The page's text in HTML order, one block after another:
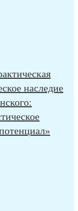
наследие